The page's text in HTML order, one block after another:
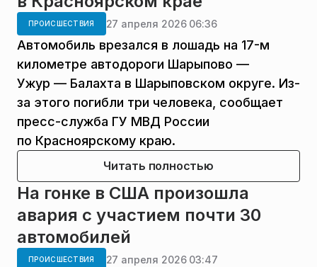
ПРОИСШЕСТВИЯ 27 апреля 2026 06:36
Автомобиль врезался в лошадь на 17-м
километре автодороги Шарыпово —
Ужур — Балахта в Шарыповском округе. Из-
за этого погибли три человека, сообщает
пресс-служба ГУ МВД России
по Красноярскому краю.
Читать полностью
На гонке в США произошла
авария с участием почти 30
автомобилей
ПРОИСШЕСТВИЯ 27 апреля 2026 03:47